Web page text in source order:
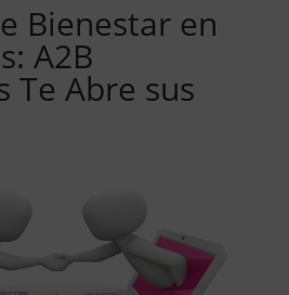
Bienestar en
A2B
Te Abre sus